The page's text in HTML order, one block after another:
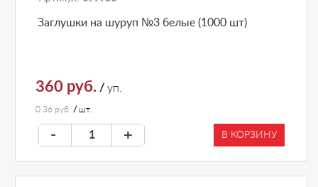
Заглушки на шуруп №3 белые (1000 шт)
360 руб. / уп.
0.36 руб. / шт.
- + В КОРЗИНУ